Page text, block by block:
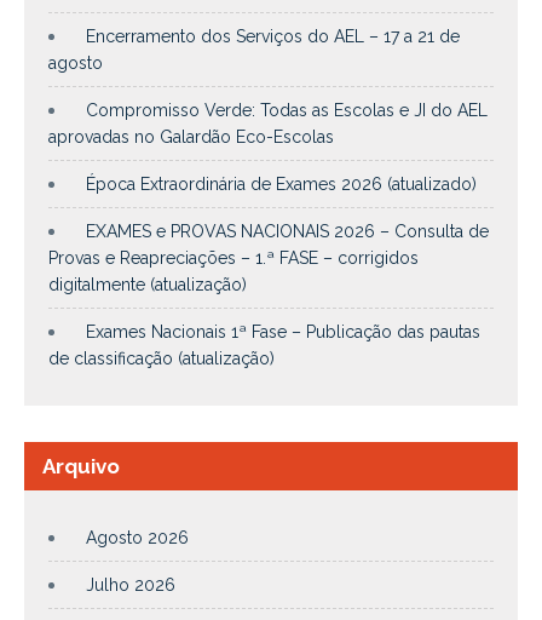
Encerramento dos Serviços do AEL – 17 a 21 de
agosto
Compromisso Verde: Todas as Escolas e JI do AEL
aprovadas no Galardão Eco-Escolas
Época Extraordinária de Exames 2026 (atualizado)
EXAMES e PROVAS NACIONAIS 2026 – Consulta de
Provas e Reapreciações – 1.ª FASE – corrigidos
digitalmente (atualização)
Exames Nacionais 1ª Fase – Publicação das pautas
de classificação (atualização)
Arquivo
Agosto 2026
Julho 2026